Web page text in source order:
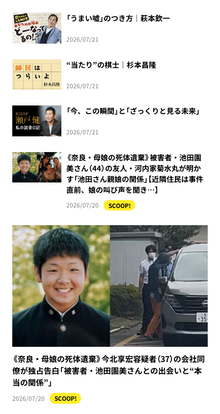
「うまい嘘」のつき方｜萩本欽一
2026/07/21
“当たり”の棋士｜杉本昌隆
2026/07/21
「今、この瞬間」と「ざっくりと見る未来」
2026/07/21
《奈良・母娘の死体遺棄》被害者・池田園
美さん（44）の友人・河内家菊水丸が明か
す「池田さん親娘の関係」【近隣住民は事件
直前、娘の叫び声を聞き…】
2026/07/20 SCOOP!
《奈良・母娘の死体遺棄》今北享宏容疑者（37）の会社同
僚が独占告白「被害者・池田園美さんとの出会いと“本
当の関係”」
2026/07/20 SCOOP!